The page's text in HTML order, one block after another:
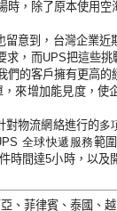
時，除了原本使用
意到，台灣企業
求，而UPS把這些挑
的客戶擁有更高
來增加能見度，使
對物流網絡進行的多
全球快遞服務範
時間達5小時，以及
、菲律賓、泰國、